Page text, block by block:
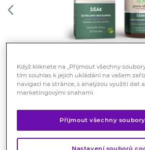
TOPVET Šišák
tobolek
Když kliknete na „Přijmout všechny
tím souhlas k jejich ukládání na vašem
navigací na stránce, s analýzou využití dat
marketingovými snahami.
Přijmout všechny